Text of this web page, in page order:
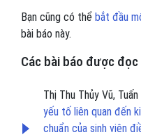
Bạn cũng có thể bắt đầu
bài báo này.
Các bài báo được
Thị Thu Thủy Vũ,
yếu tố liên quan đến
chuẩn của sinh viên